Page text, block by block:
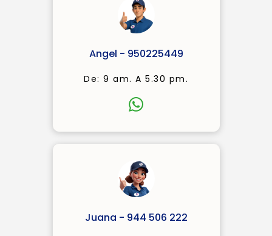
Angel - 950225449
De: 9 am. A 5.30 pm.
Juana - 944 506 222